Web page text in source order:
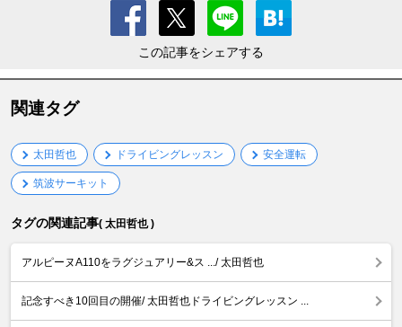
この記事をシェアする
関連タグ
太田哲也 ドライビングレッスン 安全運転
筑波サーキット
タグの関連記事( 太田哲也 )
アルピーヌA110をラグジュアリー&ス .../ 太田哲也
記念すべき10回目の開催/ 太田哲也ドライビングレッスン ...